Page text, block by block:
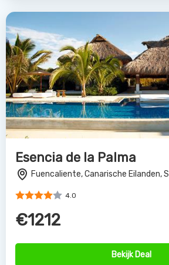
Esencia de la Palma
Fuencaliente, Canarische Eilanden,
4.0
€1212
Bekijk Deal